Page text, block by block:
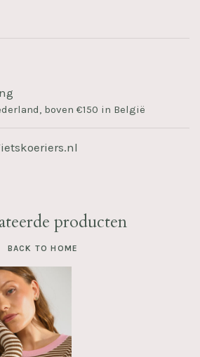
boven €150 in België
producten
BACK TO HOME